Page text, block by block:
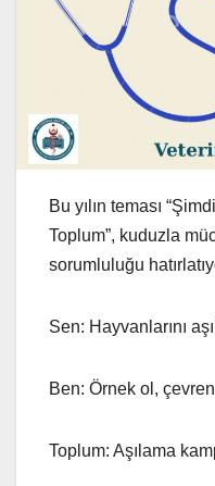
Bu yılın teması
Toplum”, kuduzla
sorumluluğu
Sen: Hayvanlarını
Ben: Örnek ol,
Toplum: Aşılama